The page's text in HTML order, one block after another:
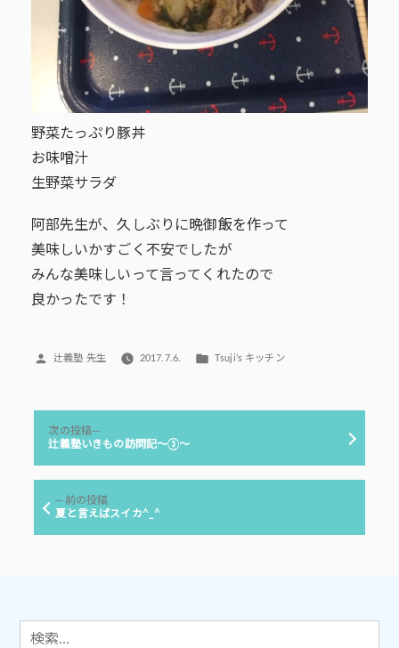
野菜たっぷり豚丼
お味噌汁
生野菜サラダ
阿部先生が、久しぶりに晩御飯を作って
美味しいかすごく不安でしたが
みんな美味しいって言ってくれたので
良かったです！
投
辻義塾 先生 2017.7.6.
カ
リ
Tsuji’s キッチン
ナ
ー
前の投稿前
の
夏と言えばスイカ^_^
次の投稿
の
辻義塾いきもの訪問記～③～
検